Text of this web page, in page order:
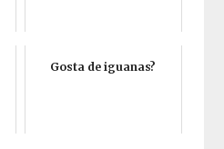
Gosta de iguanas?